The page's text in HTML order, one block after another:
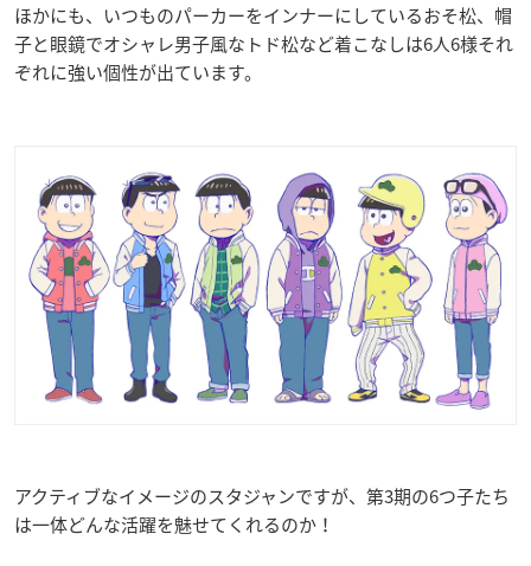
ほかにも、いつものパーカーをインナーにしているおそ松、帽
子と眼鏡でオシャレ男子風なトド松など着こなしは6人6様それ
ぞれに強い個性が出ています。
アクティブなイメージのスタジャンですが、第3期の6つ子たち
は一体どんな活躍を魅せてくれるのか！